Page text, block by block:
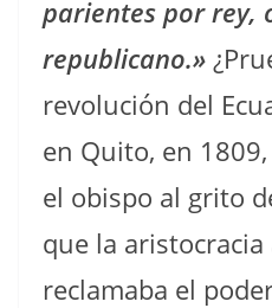
parientes por rey,
republicano.»
revolución del
en Quito, en
el obispo al grito
que la aristocracia
reclamaba el